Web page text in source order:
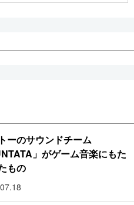
ーのサウンドチーム
」がゲーム音楽にもた
もの